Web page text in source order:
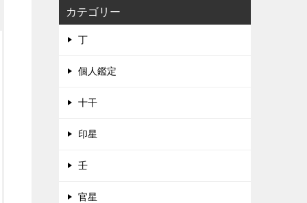
カテゴリー
丁
個人鑑定
十干
印星
壬
官星